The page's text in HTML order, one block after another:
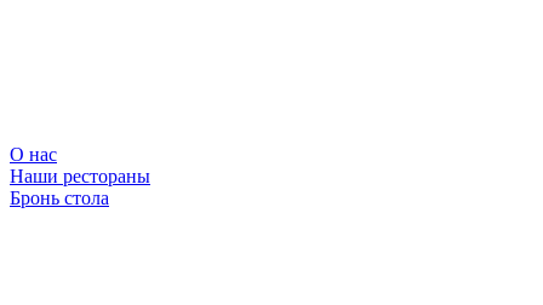
О нас
Наши рестораны
Бронь стола